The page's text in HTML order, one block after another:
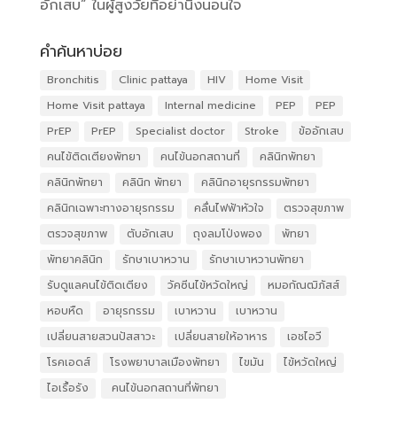
อักเสบ” ในผู้สูงวัยที่อย่านิ่งนอนใจ
คำค้นหาบ่อย
Bronchitis Clinic pattaya HIV
Home Visit
Home Visit pattaya
Internal medicine PEP
PEP
PrEP
PrEP Specialist doctor Stroke
ข้ออักเสบ
คนไข้ติดเตียงพัทยา
คนไข้นอกสถานที่
คลินิกพัทยา
คลินิกพัทยา
คลินิก พัทยา
คลินิกอายุรกรรมพัทยา
คลินิกเฉพาะทางอายุรกรรม
คลื่นไฟฟ้าหัวใจ
ตรวจสุขภาพ
ตรวจสุขภาพ
ตับอักเสบ ถุงลมโป่งพอง
พัทยา
พัทยาคลินิก
รักษาเบาหวาน
รักษาเบาหวานพัทยา
รับดูแลคนไข้ติดเตียง
วัคซีนไข้หวัดใหญ่
หมอกัณฒิภัสส์
หอบหืด
อายุรกรรม เบาหวาน
เบาหวาน
เปลี่ยนสายสวนปัสสาวะ
เปลี่ยนสายให้อาหาร
เอชไอวี
โรคเอดส์
โรงพยาบาลเมืองพัทยา ไขมัน
ไข้หวัดใหญ่
ไอเรื้อรัง
​ คนไข้นอกสถานที่พัทยา